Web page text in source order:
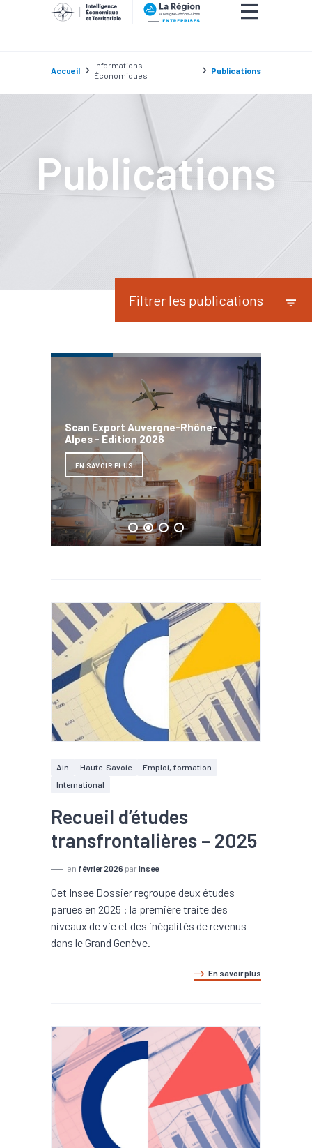
Accueil
Informations
Économiques
Publications
Publications
Filtrer les publications
Scan Export Auvergne-Rhône-
Alpes - Edition 2026
EN SAVOIR PLUS
Ain Haute-Savoie
Emploi, formation
International
Recueil d’études
transfrontalières – 2025
en février 2026 par Insee
Cet Insee Dossier regroupe deux études
parues en 2025 : la première traite des
niveaux de vie et des inégalités de revenus
dans le Grand Genève.
En savoir plus